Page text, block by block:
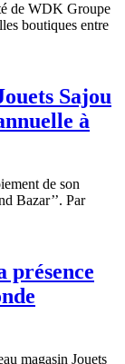
de WDK Groupe
boutiques entre
Sajou
à
de son
Bazar’’. Par
présence
magasin Jouets